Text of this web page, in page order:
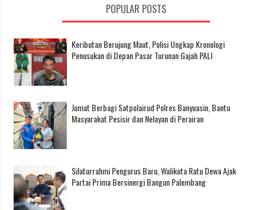
POPULAR POSTS
Keributan Berujung Maut, Polisi Ungkap Kronologi
Penusukan di Depan Pasar Turunan Gajah PALI
Jumat Berbagi Satpolairud Polres Banyuasin, Bantu
Masyarakat Pesisir dan Nelayan di Perairan
Silaturrahmi Pengurus Baru, Walikota Ratu Dewa Ajak
Partai Prima Bersinergi Bangun Palembang